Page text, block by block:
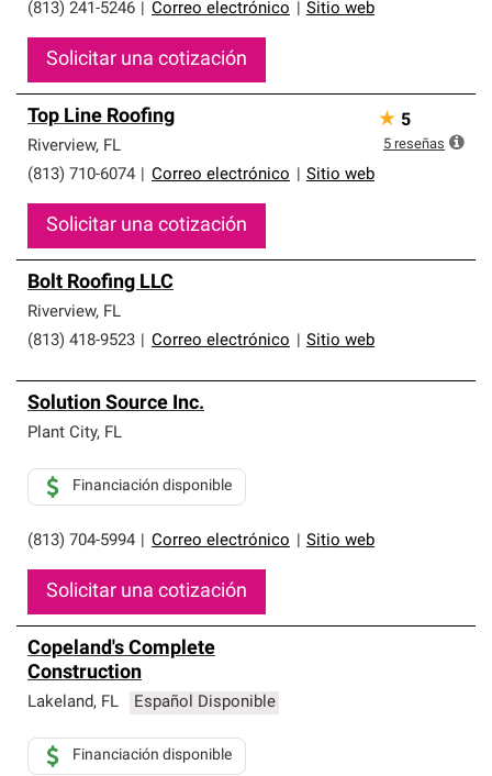
(813) 241-5246
Correo electrónico Sitio web
Solicitar una cotización
Top Line Roofing
Riverview, FL
(813) 710-6074
Correo electrónico Sitio web
Solicitar una cotización
★ 5
5 reseñas
Bolt Roofing LLC
Riverview, FL
(813) 418-9523
Correo electrónico Sitio web
Solution Source Inc.
Plant City, FL
(813) 704-5994 Correo electrónico Sitio web
Financiación disponible
Solicitar una cotización
Copeland's Complete
Construction
Lakeland, FL Español Disponible
Financiación disponible